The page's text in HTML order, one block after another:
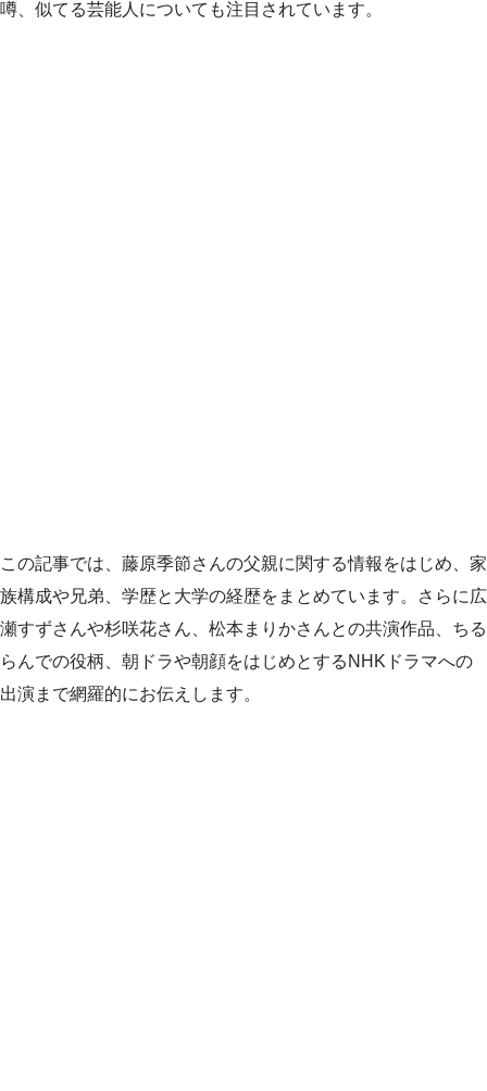
噂、似てる芸能人についても注目されています。
この記事では、藤原季節さんの父親に関する情報をはじめ、家
族構成や兄弟、学歴と大学の経歴をまとめています。さらに広
瀬すずさんや杉咲花さん、松本まりかさんとの共演作品、ちる
らんでの役柄、朝ドラや朝顔をはじめとするNHKドラマへの
出演まで網羅的にお伝えします。